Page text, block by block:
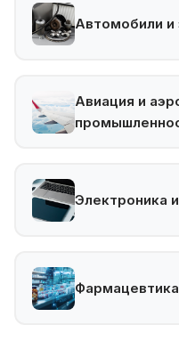
Автомобили и
Авиация и
Электроника